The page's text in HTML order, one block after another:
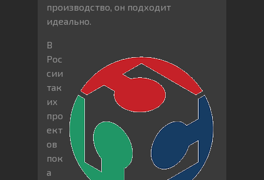
производство, он подходит
идеально.
В
Рос
сии
так
их
про
ект
ов
пок
а